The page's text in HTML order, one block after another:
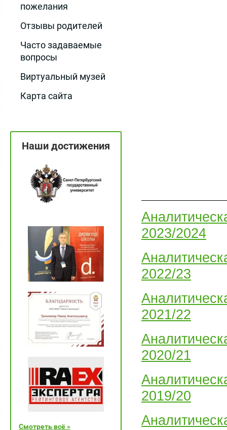
пожелания
Отзывы родителей
Часто задаваемые
вопросы
Виртуальный музей
Карта сайта
Наши достижения
Смотреть всё »
2023/2024
2022/23
2021/22
2020/21
2019/20